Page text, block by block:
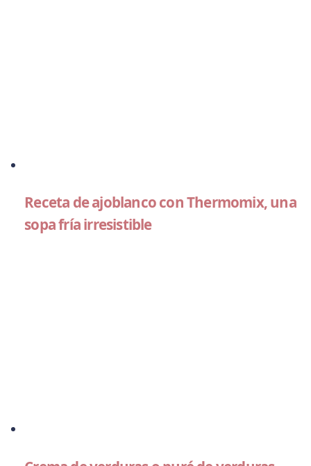
Receta de ajoblanco con Thermomix, una
sopa fría irresistible